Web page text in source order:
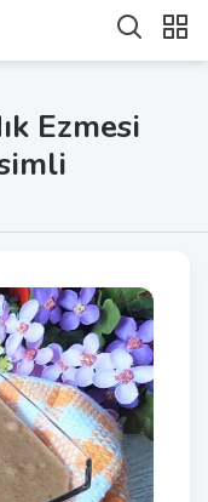
Ezmesi